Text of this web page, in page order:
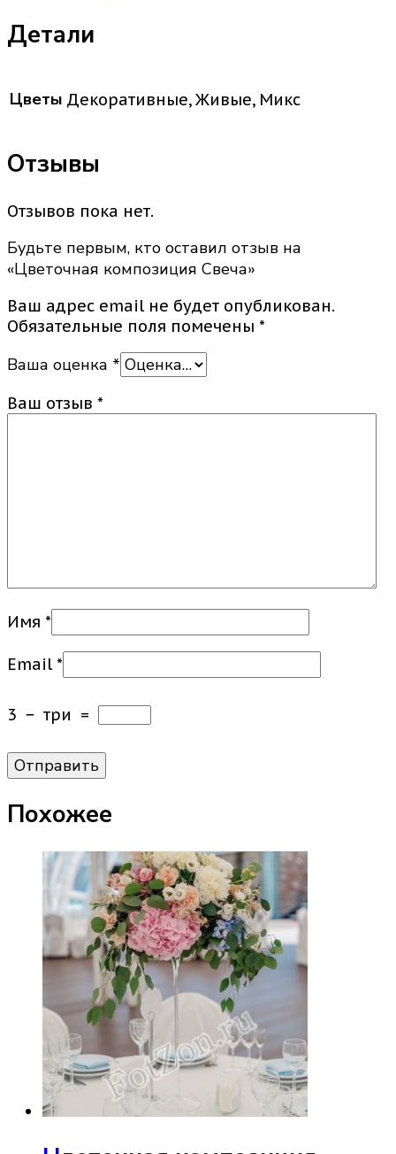
Детали
Цветы Декоративные, Живые, Микс
Отзывы
Отзывов пока нет.
Будьте первым, кто оставил отзыв на
«Цветочная композиция Свеча»
Ваш адрес email не будет опубликован.
Обязательные поля помечены *
Ваша оценка *
Ваш отзыв *
Имя *
Email *
3 − три =
Похожее